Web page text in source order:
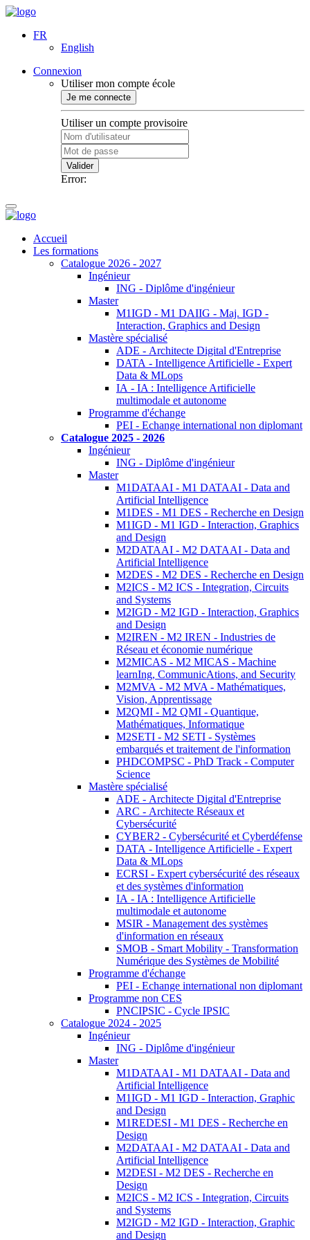
FR
English
Connexion
Utiliser mon compte école
Je me connecte
Utiliser un compte provisoire
Valider
Error:
Accueil
Les formations
Catalogue 2026 - 2027
Ingénieur
ING - Diplôme d'ingénieur
Master
M1IGD - M1 DAIIG - Maj. IGD -
Interaction, Graphics and Design
Mastère spécialisé
ADE - Architecte Digital d'Entreprise
DATA - Intelligence Artificielle - Expert
Data & MLops
IA - IA : Intelligence Artificielle
multimodale et autonome
Programme d'échange
PEI - Echange international non diplomant
Catalogue 2025 - 2026
Ingénieur
ING - Diplôme d'ingénieur
Master
M1DATAAI - M1 DATAAI - Data and
Artificial Intelligence
M1DES - M1 DES - Recherche en Design
M1IGD - M1 IGD - Interaction, Graphics
and Design
M2DATAAI - M2 DATAAI - Data and
Artificial Intelligence
M2DES - M2 DES - Recherche en Design
M2ICS - M2 ICS - Integration, Circuits
and Systems
M2IGD - M2 IGD - Interaction, Graphics
and Design
M2IREN - M2 IREN - Industries de
Réseau et économie numérique
M2MICAS - M2 MICAS - Machine
learnIng, CommunicAtions, and Security
M2MVA - M2 MVA - Mathématiques,
Vision, Apprentissage
M2QMI - M2 QMI - Quantique,
Mathématiques, Informatique
M2SETI - M2 SETI - Systèmes
embarqués et traitement de l'information
PHDCOMPSC - PhD Track - Computer
Science
Mastère spécialisé
ADE - Architecte Digital d'Entreprise
ARC - Architecte Réseaux et
Cybersécurité
CYBER2 - Cybersécurité et Cyberdéfense
DATA - Intelligence Artificielle - Expert
Data & MLops
ECRSI - Expert cybersécurité des réseaux
et des systèmes d'information
IA - IA : Intelligence Artificielle
multimodale et autonome
MSIR - Management des systèmes
d'information en réseaux
SMOB - Smart Mobility - Transformation
Numérique des Systèmes de Mobilité
Programme d'échange
PEI - Echange international non diplomant
Programme non CES
PNCIPSIC - Cycle IPSIC
Catalogue 2024 - 2025
Ingénieur
ING - Diplôme d'ingénieur
Master
M1DATAAI - M1 DATAAI - Data and
Artificial Intelligence
M1IGD - M1 IGD - Interaction, Graphic
and Design
M1REDESI - M1 DES - Recherche en
Design
M2DATAAI - M2 DATAAI - Data and
Artificial Intelligence
M2DESI - M2 DES - Recherche en
Design
M2ICS - M2 ICS - Integration, Circuits
and Systems
M2IGD - M2 IGD - Interaction, Graphic
and Design